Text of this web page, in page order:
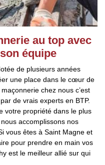
au top avec
équipe
de plusieurs années
une place dans le cœur de
chez nous c’est
de vrais experts en BTP.
votre propriété dans le plus
accomplissons nos
vous êtes à Saint Magne et
pour prendre en main vos
est le meilleur allié sur qui